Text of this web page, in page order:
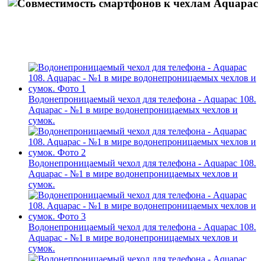
Водонепроницаемый чехол для телефона - Aquapac 108.
Aquapac - №1 в мире водонепроницаемых чехлов и
сумок.
Водонепроницаемый чехол для телефона - Aquapac 108.
Aquapac - №1 в мире водонепроницаемых чехлов и
сумок.
Водонепроницаемый чехол для телефона - Aquapac 108.
Aquapac - №1 в мире водонепроницаемых чехлов и
сумок.